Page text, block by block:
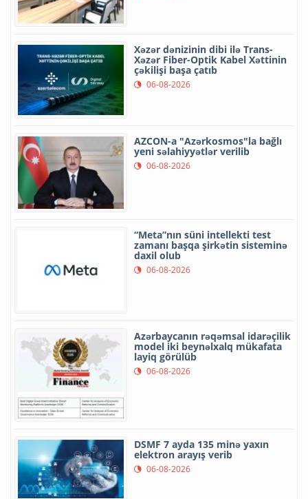
Xəzər dənizinin dibi ilə Trans-
Xəzər Fiber-Optik Kabel Xəttinin
çəkilişi başa çatıb
06-08-2026
AZCON-a "Azərkosmos"la bağlı
yeni səlahiyyətlər verilib
06-08-2026
“Meta”nın süni intellekti test
zamanı başqa şirkətin sisteminə
daxil olub
06-08-2026
Azərbaycanın rəqəmsal idarəçilik
model iki beynəlxalq mükafata
layiq görülüb
06-08-2026
DSMF 7 ayda 135 minə yaxın
elektron arayış verib
06-08-2026